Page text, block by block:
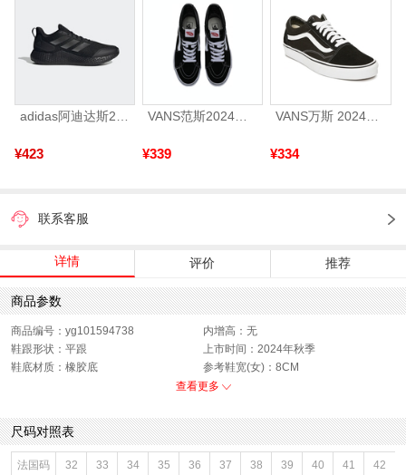
¥423 ¥339 ¥334
联系客服
详情 评价 推荐
商品参数
商品编号：yg101594738
内增高：无
鞋跟形状：平跟
上市时间：2024年秋季
鞋底材质：橡胶底
参考鞋宽(女)：8CM
鞋类流行款式：浅口鞋
前掌高度：无
款式季节：秋季
配跟：无
鞋垫材质：猪皮革
鞋头款式：圆头
鞋面材质：牛皮革,羊皮革
查看更多
尺码对照表
法国码 32 33 34 35 36 37 38 39 40 41 42